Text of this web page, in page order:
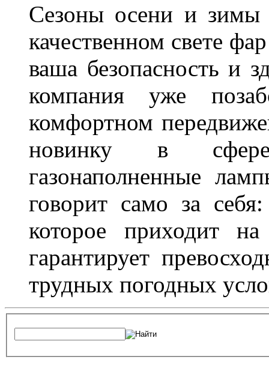
Сезоны осени и зимы
качественном свете
ваша безопасность и
компания уже
комфортном
новинку в
газонаполненные
говорит само за
которое приходит
гарантирует
трудных погодных